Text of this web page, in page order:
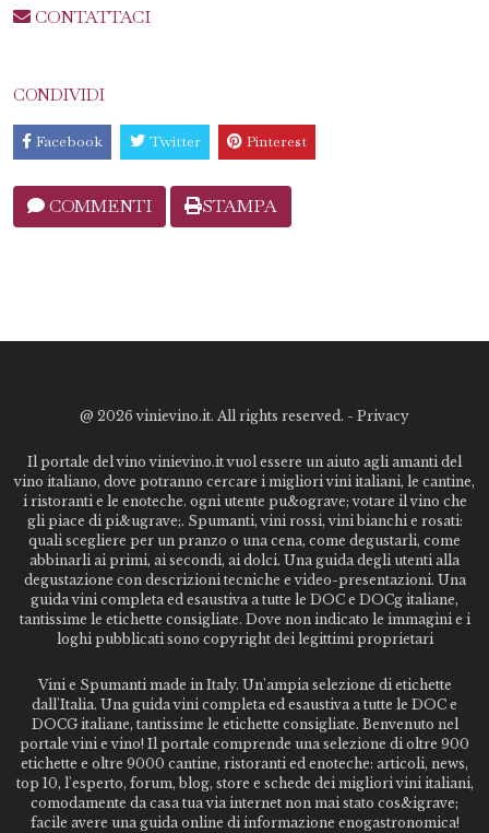
CONTATTACI
CONDIVIDI
Facebook Twitter Pinterest
COMMENTI STAMPA
@ 2026 vinievino.it. All rights reserved. - Privacy
Il portale del vino vinievino.it vuol essere un aiuto agli amanti del
vino italiano, dove potranno cercare i migliori vini italiani, le cantine,
i ristoranti e le enoteche. ogni utente pu&ograve; votare il vino che
gli piace di pi&ugrave;. Spumanti, vini rossi, vini bianchi e rosati:
quali scegliere per un pranzo o una cena, come degustarli, come
abbinarli ai primi, ai secondi, ai dolci. Una guida degli utenti alla
degustazione con descrizioni tecniche e video-presentazioni. Una
guida vini completa ed esaustiva a tutte le DOC e DOCg italiane,
tantissime le etichette consigliate. Dove non indicato le immagini e i
loghi pubblicati sono copyright dei legittimi proprietari
Vini e Spumanti made in Italy. Un'ampia selezione di etichette
dall'Italia. Una guida vini completa ed esaustiva a tutte le DOC e
DOCG italiane, tantissime le etichette consigliate. Benvenuto nel
portale vini e vino! Il portale comprende una selezione di oltre 900
etichette e oltre 9000 cantine, ristoranti ed enoteche: articoli, news,
top 10, l'esperto, forum, blog, store e schede dei migliori vini italiani,
comodamente da casa tua via internet non mai stato cos&igrave;
facile avere una guida online di informazione enogastronomica!